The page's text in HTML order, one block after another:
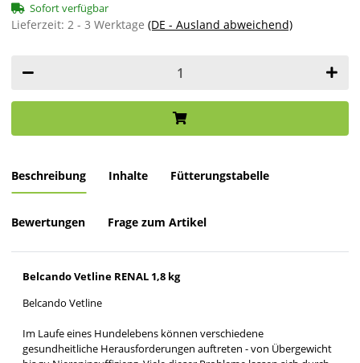
Sofort verfügbar
Lieferzeit: 2 - 3 Werktage (DE - Ausland abweichend)
Beschreibung Inhalte Fütterungstabelle
Bewertungen Frage zum Artikel
Belcando Vetline RENAL 1,8 kg
Belcando Vetline
Im Laufe eines Hundelebens können verschiedene
gesundheitliche Herausforderungen auftreten - von Übergewicht